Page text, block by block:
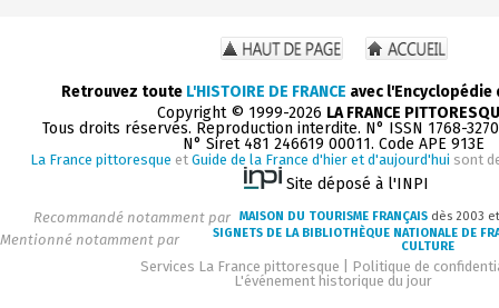
Retrouvez toute L'HISTOIRE DE FRANCE avec
Copyright © 1999-2026 LA FRANCE
Tous droits réservés. Reproduction interdite. N° ISSN 1768-
N° Siret 481 246619 00011. Code APE 913E
La France pittoresque et Guide de la France d'hier et d'aujourd'hui sont
Site déposé à l'INPI
Recommandé notamment par MAISON DU TOURISME FRANÇAIS dès 2003
Mentionné notamment par
SIGNETS DE LA BIBLIOTHÈQUE NATIONALE DE
CULTURE
Services La France pittoresque
Politique de
L'événement historique du jour